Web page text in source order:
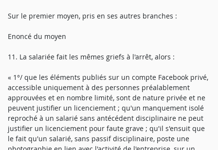
Sur le premier moyen, pris en ses autres branches :
Enoncé du moyen
11. La salariée fait les mêmes griefs à l'arrêt, alors :
« 1°/ que les éléments publiés sur un compte Facebook privé,
accessible uniquement à des personnes préalablement
approuvées et en nombre limité, sont de nature privée et ne
peuvent justifier un licenciement ; qu'un manquement isolé
reproché à un salarié sans antécédent disciplinaire ne peut
justifier un licenciement pour faute grave ; qu'il s'ensuit que
le fait qu'un salarié, sans passif disciplinaire, poste une